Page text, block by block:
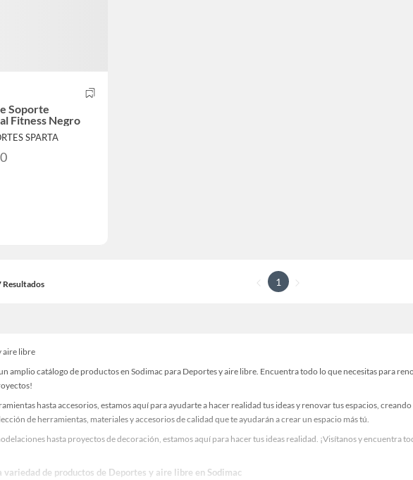
Soporte
Fitness Negro
SPARTA
Resultados 1
aire libre
amplio catálogo de productos en Sodimac para Deportes y aire libre. Encuentra todo lo que necesitas para
hasta accesorios, estamos aquí para ayudarte a hacer realidad tus ideas y renovar tus espacios,
de herramientas, materiales y accesorios de calidad que te ayudarán a crear un espacio más tú.
hasta proyectos de decoración, estamos aquí para hacer tus ideas realidad. ¡Visítanos y encuentra
variedad de productos de Deportes y aire libre en Sodimac